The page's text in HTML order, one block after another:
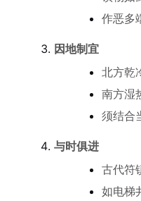
作恶多
因地制宜
北方乾
南方湿
须结合
与时俱进
古代符
如电梯